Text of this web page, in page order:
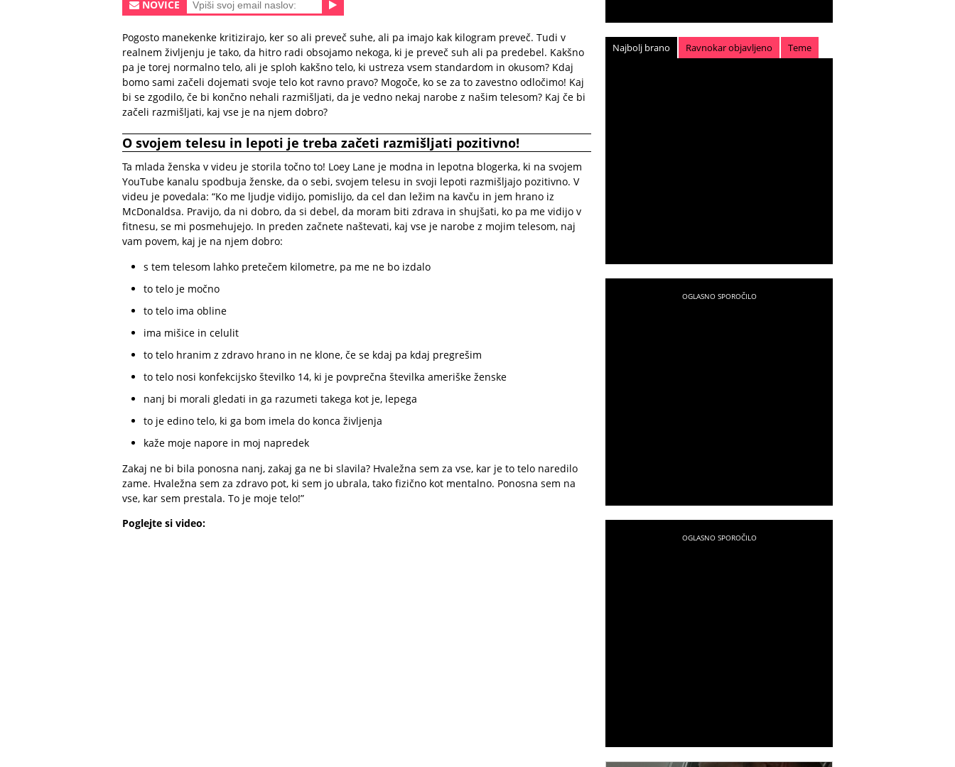
NOVICE
Pogosto manekenke kritizirajo, ker so ali preveč suhe, ali pa imajo kak kilogram preveč. Tudi v
realnem življenju je tako, da hitro radi obsojamo nekoga, ki je preveč suh ali pa predebel. Kakšno
pa je torej normalno telo, ali je sploh kakšno telo, ki ustreza vsem standardom in okusom? Kdaj
bomo sami začeli dojemati svoje telo kot ravno pravo? Mogoče, ko se za to zavestno odločimo! Kaj
bi se zgodilo, če bi končno nehali razmišljati, da je vedno nekaj narobe z našim telesom? Kaj če bi
začeli razmišljati, kaj vse je na njem dobro?
O svojem telesu in lepoti je treba začeti razmišljati pozitivno!
Ta mlada ženska v videu je storila točno to! Loey Lane je modna in lepotna blogerka, ki na svojem
YouTube kanalu spodbuja ženske, da o sebi, svojem telesu in svoji lepoti razmišljajo pozitivno. V
videu je povedala: “Ko me ljudje vidijo, pomislijo, da cel dan ležim na kavču in jem hrano iz
McDonaldsa. Pravijo, da ni dobro, da si debel, da moram biti zdrava in shujšati, ko pa me vidijo v
fitnesu, se mi posmehujejo. In preden začnete naštevati, kaj vse je narobe z mojim telesom, naj
vam povem, kaj je na njem dobro:
s tem telesom lahko pretečem kilometre, pa me ne bo izdalo
to telo je močno
to telo ima obline
ima mišice in celulit
to telo hranim z zdravo hrano in ne klone, če se kdaj pa kdaj pregrešim
to telo nosi konfekcijsko številko 14, ki je povprečna številka ameriške ženske
nanj bi morali gledati in ga razumeti takega kot je, lepega
to je edino telo, ki ga bom imela do konca življenja
kaže moje napore in moj napredek
Zakaj ne bi bila ponosna nanj, zakaj ga ne bi slavila? Hvaležna sem za vse, kar je to telo naredilo
zame. Hvaležna sem za zdravo pot, ki sem jo ubrala, tako fizično kot mentalno. Ponosna sem na
vse, kar sem prestala. To je moje telo!”
Poglejte si video:
Najbolj brano Ravnokar objavljeno Teme